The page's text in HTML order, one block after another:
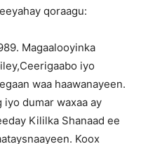
qoraagu:
Magaalooyinka
iyo
waa haawanayeen.
iyo dumar waxaa ay
Kililka Shanaad ee
Koox